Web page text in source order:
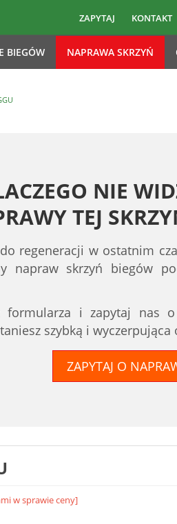
ZAPYTAJ KONTAKT
BIEGÓW NAPRAWA SKRZYŃ
NIE
TEJ
regeneracji w ostatnim
napraw skrzyń biegów
formularza i zapytaj nas
szybką i wyczerpująca
ZAPYTAJ O
w sprawie ceny]